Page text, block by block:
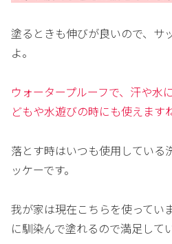
塗るときも伸びが良いので、サ
よ。
ウォータープルーフで、汗や水
どもや水遊びの時にも使えます
落とす時はいつも使用している
ッケーです。
我が家は現在こちらを使ってい
に馴染んで塗れるので満足して